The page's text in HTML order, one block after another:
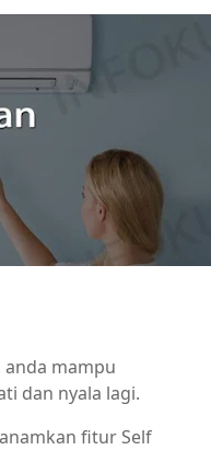
anda mampu
dan nyala lagi.
fitur Self